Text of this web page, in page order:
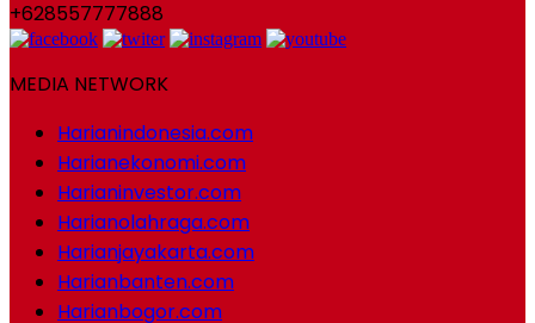
+628557777888
MEDIA NETWORK
Harianindonesia.com
Harianekonomi.com
Harianinvestor.com
Harianolahraga.com
Harianjayakarta.com
Harianbanten.com
Harianbogor.com